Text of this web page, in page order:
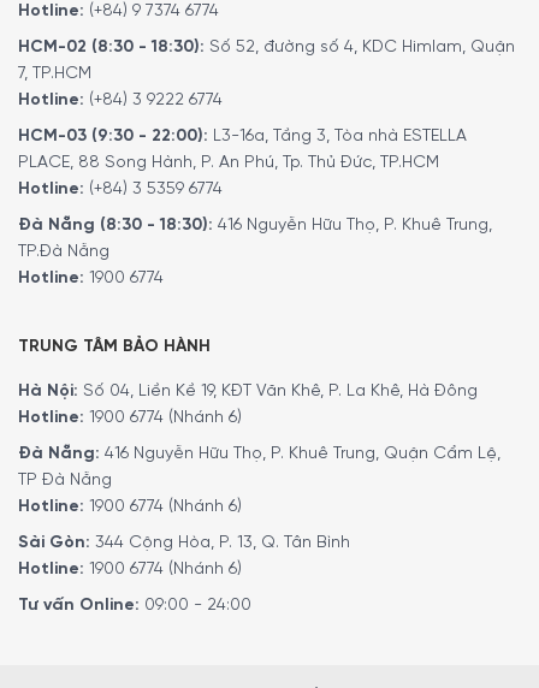
Hotline: (+84) 9 7374 6774
HCM-02 (8:30 - 18:30): Số 52, đường số 4, KDC Himlam, Quận
7, TP.HCM
Hotline: (+84) 3 9222 6774
HCM-03 (9:30 - 22:00): L3-16a, Tầng 3, Tòa nhà ESTELLA
PLACE, 88 Song Hành, P. An Phú, Tp. Thủ Đức, TP.HCM
Hotline: (+84) 3 5359 6774
Đà Nẵng (8:30 - 18:30): 416 Nguyễn Hữu Thọ, P. Khuê Trung,
TP.Đà Nẵng
Hotline: 1900 6774
TRUNG TÂM BẢO HÀNH
Hà Nội: Số 04, Liền Kề 19, KĐT Văn Khê, P. La Khê, Hà Đông
Hotline: 1900 6774 (Nhánh 6)
Đà Nẵng: 416 Nguyễn Hữu Thọ, P. Khuê Trung, Quận Cẩm Lệ,
TP Đà Nẵng
Hotline: 1900 6774 (Nhánh 6)
Sài Gòn: 344 Cộng Hòa, P. 13, Q. Tân Bình
Hotline: 1900 6774 (Nhánh 6)
Tư vấn Online: 09:00 - 24:00